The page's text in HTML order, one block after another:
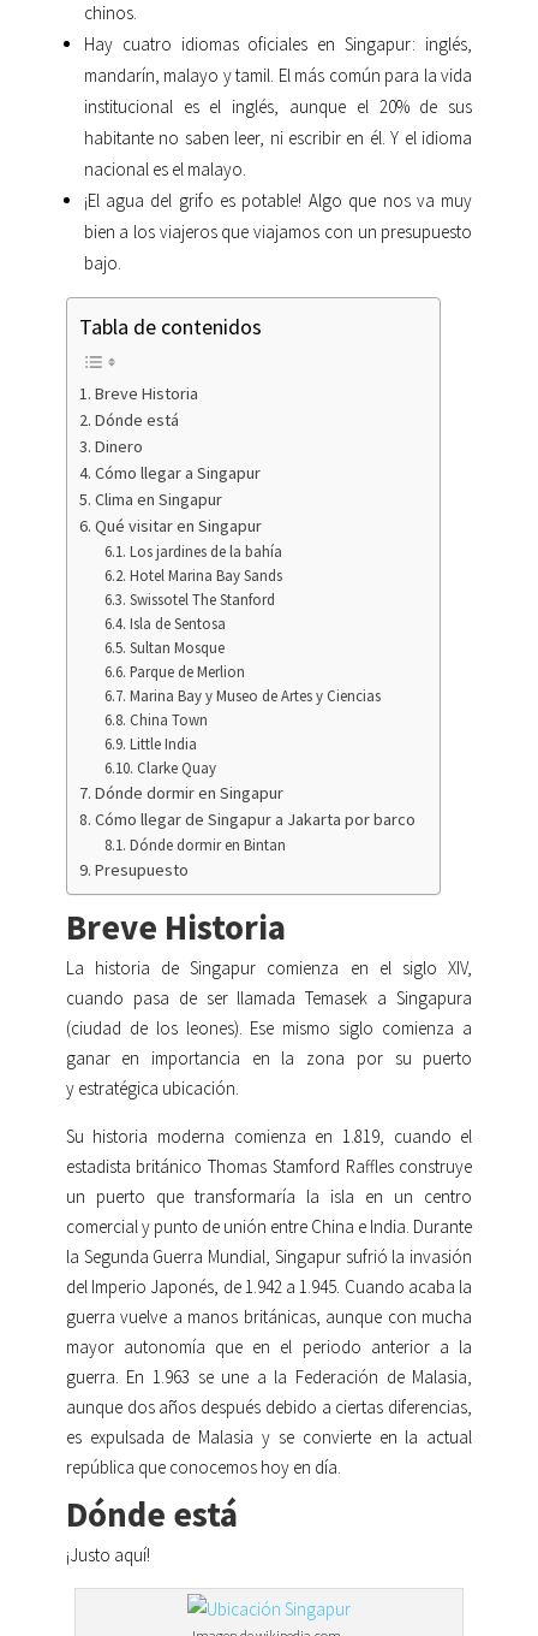
chinos.
Hay cuatro idiomas oficiales en Singapur: inglés,
mandarín, malayo y tamil. El más común para la vida
institucional es el inglés, aunque el 20% de sus
habitante no saben leer, ni escribir en él. Y el idioma
nacional es el malayo.
¡El agua del grifo es potable! Algo que nos va muy
bien a los viajeros que viajamos con un presupuesto
bajo.
Tabla de contenidos
Breve Historia
Dónde está
Dinero
Cómo llegar a Singapur
Clima en Singapur
Qué visitar en Singapur
Los jardines de la bahía
Hotel Marina Bay Sands
Swissotel The Stanford
Isla de Sentosa
Sultan Mosque
Parque de Merlion
Marina Bay y Museo de Artes y Ciencias
China Town
Little India
Clarke Quay
Dónde dormir en Singapur
Cómo llegar de Singapur a Jakarta por barco
Dónde dormir en Bintan
Presupuesto
Breve Historia
La historia de Singapur comienza en el siglo XIV,
cuando pasa de ser llamada Temasek a Singapura
(ciudad de los leones). Ese mismo siglo comienza a
ganar en importancia en la zona por su puerto
y estratégica ubicación.
Su historia moderna comienza en 1.819, cuando el
estadista británico Thomas Stamford Raffles construye
un puerto que transformaría la isla en un centro
comercial y punto de unión entre China e India. Durante
la Segunda Guerra Mundial, Singapur sufrió la invasión
del Imperio Japonés, de 1.942 a 1.945. Cuando acaba la
guerra vuelve a manos británicas, aunque con mucha
mayor autonomía que en el periodo anterior a la
guerra. En 1.963 se une a la Federación de Malasia,
aunque dos años después debido a ciertas diferencias,
es expulsada de Malasia y se convierte en la actual
república que conocemos hoy en día.
Dónde está
¡Justo aquí!